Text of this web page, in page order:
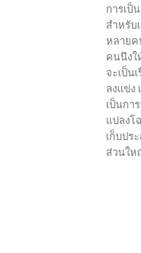
การเป็
สำหรับ
หลายค
คนนึงใ
จะเป็น
ลงแข่ง
เป็นกา
แปลงโ
เก็บปร
ส่วนให